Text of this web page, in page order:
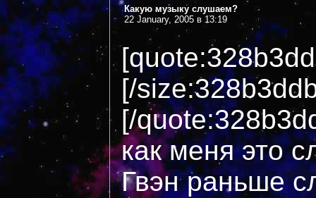
Какую музыку слушаем?
22 January, 2005 в 13:19
[/
[/
как меня это
Гвэн раньше